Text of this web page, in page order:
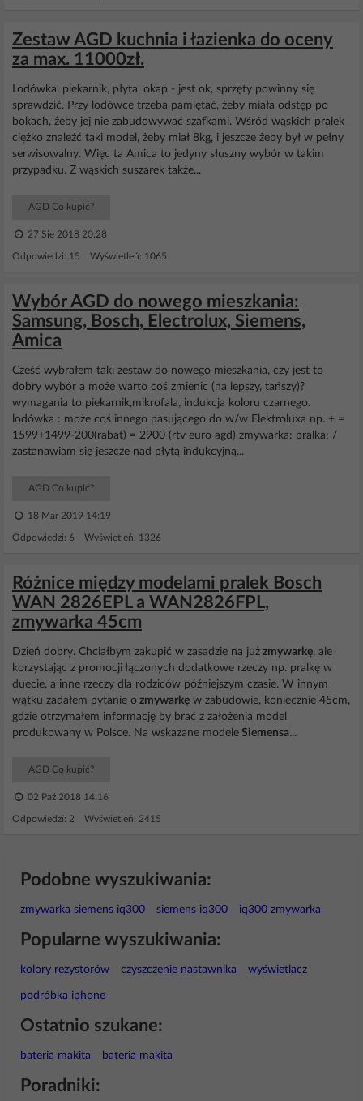
Zestaw AGD kuchnia i łazienka do oceny
za max. 11000zł.
Lodówka, piekarnik, płyta, okap - jest ok, sprzęty powinny się
sprawdzić. Przy lodówce trzeba pamiętać, żeby miała odstęp po
bokach, żeby jej nie zabudowywać szafkami. Wśród wąskich pralek
ciężko znaleźć taki model, żeby miał 8kg, i jeszcze żeby był w pełny
serwisowalny. Więc ta Amica to jedyny słuszny wybór w takim
przypadku. Z wąskich suszarek także...
AGD Co kupić?
27 Sie 2018 20:28
Odpowiedzi: 15 Wyświetleń: 1065
Wybór AGD do nowego mieszkania:
Samsung, Bosch, Electrolux, Siemens,
Amica
Cześć wybrałem taki zestaw do nowego mieszkania, czy jest to
dobry wybór a może warto coś zmienic (na lepszy, tańszy)?
wymagania to piekarnik,mikrofala, indukcja koloru czarnego.
lodówka : może coś innego pasującego do w/w Elektroluxa np. + =
1599+1499-200(rabat) = 2900 (rtv euro agd) zmywarka: pralka: /
zastanawiam się jeszcze nad płytą indukcyjną...
AGD Co kupić?
18 Mar 2019 14:19
Odpowiedzi: 6 Wyświetleń: 1326
Różnice między modelami pralek Bosch
WAN 2826EPL a WAN2826FPL,
zmywarka 45cm
Dzień dobry. Chciałbym zakupić w zasadzie na już zmywarkę, ale
korzystając z promocji łączonych dodatkowe rzeczy np. pralkę w
duecie, a inne rzeczy dla rodziców późniejszym czasie. W innym
wątku zadałem pytanie o zmywarkę w zabudowie, koniecznie 45cm,
gdzie otrzymałem informację by brać z założenia model
produkowany w Polsce. Na wskazane modele Siemensa...
AGD Co kupić?
02 Paź 2018 14:16
Odpowiedzi: 2 Wyświetleń: 2415
Podobne wyszukiwania:
zmywarka siemens iq300 siemens iq300 iq300 zmywarka
Popularne wyszukiwania:
kolory rezystorów czyszczenie nastawnika wyświetlacz
podróbka iphone
Ostatnio szukane:
bateria makita bateria makita
Poradniki: